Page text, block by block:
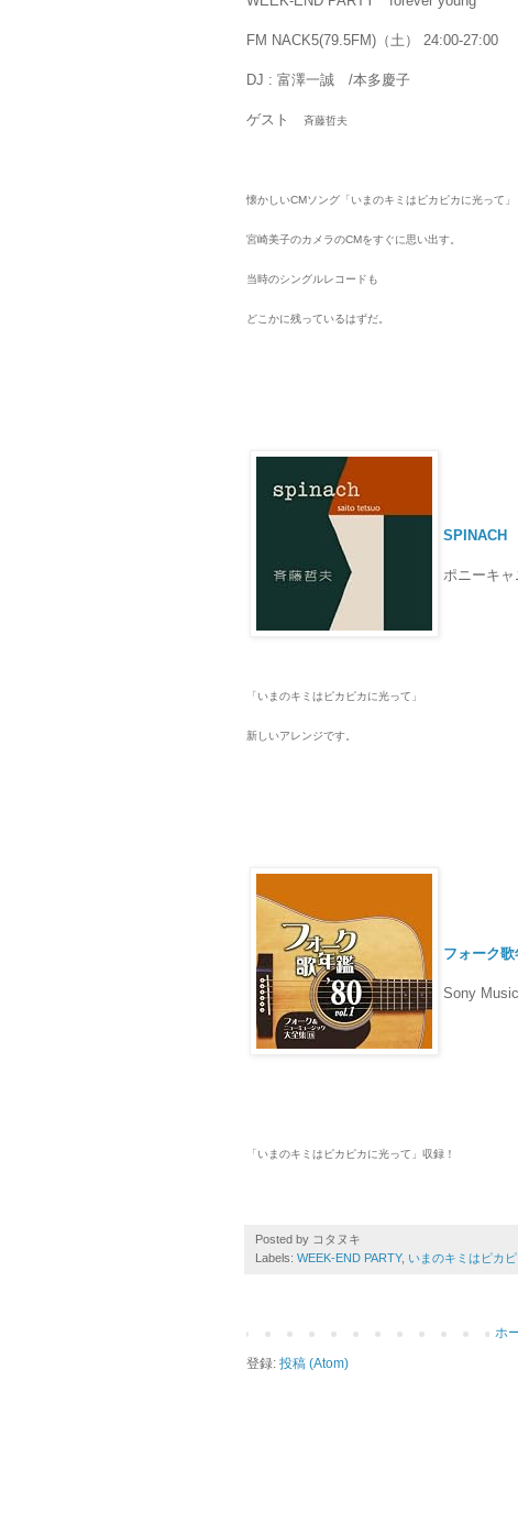
FM NACK5(79.5FM)（土） 24:00-27:00
DJ : 富澤一誠 /本多慶子
ゲスト 斉藤哲夫
懐かしいCMソング「いまのキミはピカピカに光って」
宮崎美子のカメラのCMをすぐに思い出す。
当時のシングルレコードも
どこかに残っているはずだ。
SPINACH
ポニーキ
「いまのキミはピカピカに光って」
新しいアレンジです。
フォーク
Sony
「いまのキミはピカピカに光って」収録！
Posted by コタヌキ
Labels: WEEK-END PARTY, いまのキミはピカ
ホ
登録: 投稿 (Atom)